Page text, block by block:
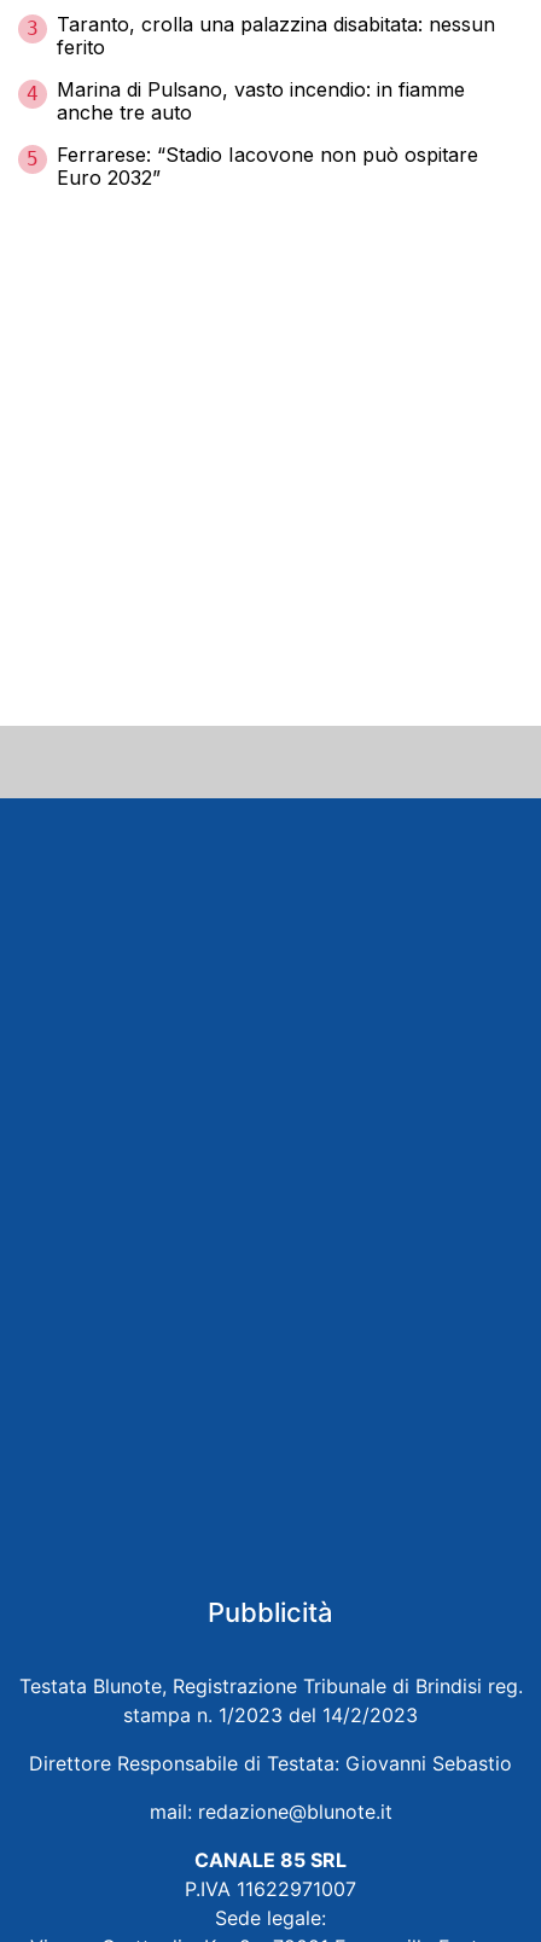
3
Taranto, crolla una palazzina disabitata: nessun
ferito
4
Marina di Pulsano, vasto incendio: in fiamme
anche tre auto
5
Ferrarese: “Stadio Iacovone non può ospitare
Euro 2032”
Pubblicità
Testata Blunote, Registrazione Tribunale di Brindisi reg.
stampa n. 1/2023 del 14/2/2023
Direttore Responsabile di Testata: Giovanni Sebastio
mail: redazione@blunote.it
CANALE 85 SRL
P.IVA 11622971007
Sede legale: